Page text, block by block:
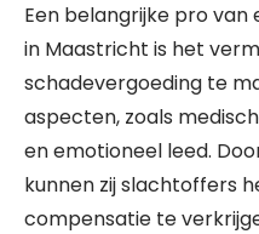
Een belangrijke pro
in Maastricht is het
schadevergoeding te
aspecten, zoals
en emotioneel leed.
kunnen zij slachtoffers
compensatie te